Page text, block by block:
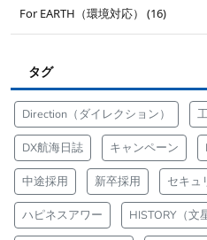
For EARTH（環境対応） (16)
タグ
Direction（ダイレクション）
DX航海日誌 キャンペーン
中途採用 新卒採用 セキュ
ハピネスアワー HISTORY（文